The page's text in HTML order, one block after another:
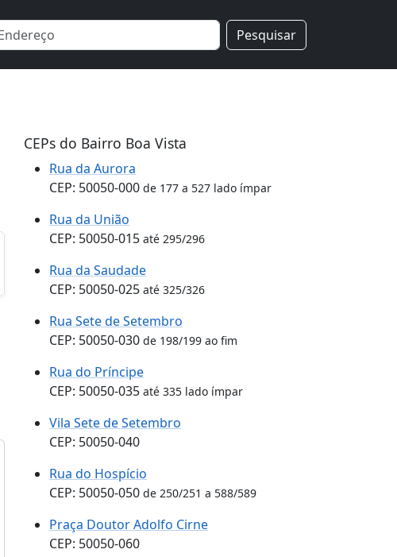
Pesquisar
CEPs do Bairro Boa Vista
Rua da Aurora
CEP: 50050-000 de 177 a 527 lado ímpar
Rua da União
CEP: 50050-015 até 295/296
Rua da Saudade
CEP: 50050-025 até 325/326
Rua Sete de Setembro
CEP: 50050-030 de 198/199 ao fim
Rua do Príncipe
CEP: 50050-035 até 335 lado ímpar
Vila Sete de Setembro
CEP: 50050-040
Rua do Hospício
CEP: 50050-050 de 250/251 a 588/589
Praça Doutor Adolfo Cirne
CEP: 50050-060